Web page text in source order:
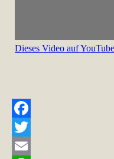
Dieses Video auf
Facebook
Twitter